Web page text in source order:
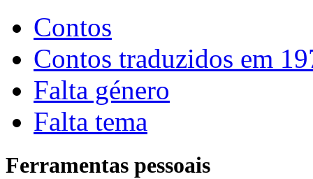
Contos
Contos traduzidos em
Falta género
Falta tema
Ferramentas pessoais